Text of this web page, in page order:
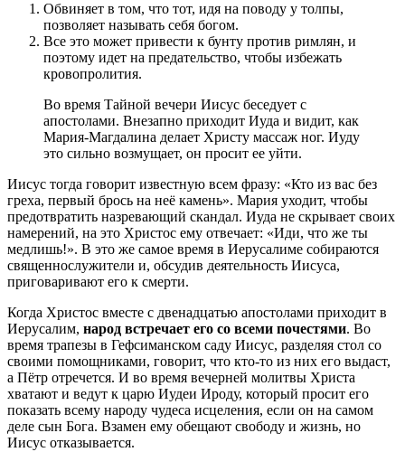
Обвиняет в том, что тот, идя на поводу у толпы,
позволяет называть себя богом.
Все это может привести к бунту против римлян, и
поэтому идет на предательство, чтобы избежать
кровопролития.
Во время Тайной вечери Иисус беседует с
апостолами. Внезапно приходит Иуда и видит, как
Мария-Магдалина делает Христу массаж ног. Иуду
это сильно возмущает, он просит ее уйти.
Иисус тогда говорит известную всем фразу: «Кто из вас без
греха, первый брось на неё камень». Мария уходит, чтобы
предотвратить назревающий скандал. Иуда не скрывает своих
намерений, на это Христос ему отвечает: «Иди, что же ты
медлишь!». В это же самое время в Иерусалиме собираются
священнослужители и, обсудив деятельность Иисуса,
приговаривают его к смерти.
Когда Христос вместе с двенадцатью апостолами приходит в
Иерусалим, народ встречает его со всеми почестями. Во
время трапезы в Гефсиманском саду Иисус, разделяя стол со
своими помощниками, говорит, что кто-то из них его выдаст,
а Пётр отречется. И во время вечерней молитвы Христа
хватают и ведут к царю Иудеи Ироду, который просит его
показать всему народу чудеса исцеления, если он на самом
деле сын Бога. Взамен ему обещают свободу и жизнь, но
Иисус отказывается.